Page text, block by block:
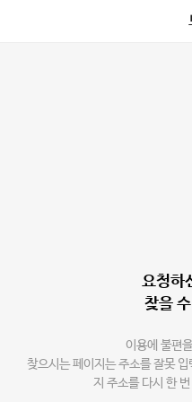
요청하
찾을
이용에 불편
찾으시는 페이지는 주소를 잘못
지 주소를 다시 한